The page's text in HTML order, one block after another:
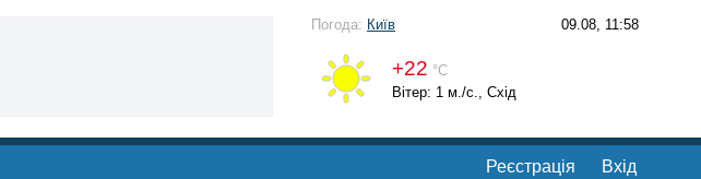
Погода: Київ 09.08, 11:58
+22 °С
Вітер: 1 м./с., Схід
Реєстрація Вхід